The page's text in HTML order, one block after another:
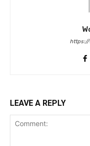
https://
LEAVE A REPLY